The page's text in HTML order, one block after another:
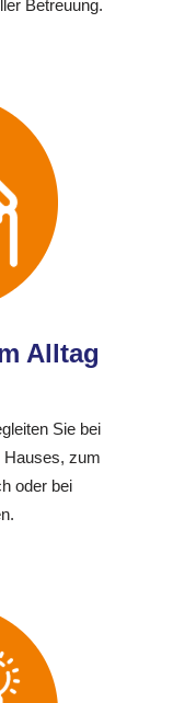
Betreuung.
Alltag
Sie bei
Hauses, zum
oder bei